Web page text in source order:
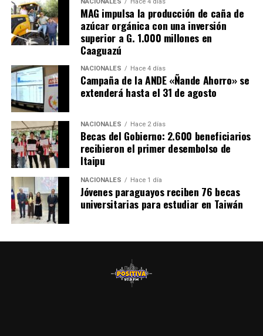
MAG impulsa la producción de caña de
azúcar orgánica con una inversión
superior a G. 1.000 millones en
Caaguazú
NACIONALES Hace 4 días
Campaña de la ANDE «Ñande Ahorro» se
extenderá hasta el 31 de agosto
NACIONALES Hace 2 días
Becas del Gobierno: 2.600 beneficiarios
recibieron el primer desembolso de
Itaipu
NACIONALES Hace 1 día
Jóvenes paraguayos reciben 76 becas
universitarias para estudiar en Taiwán